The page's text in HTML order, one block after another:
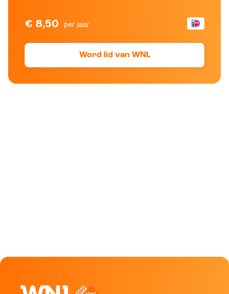
€ 8,50 per jaar
Word lid van WNL